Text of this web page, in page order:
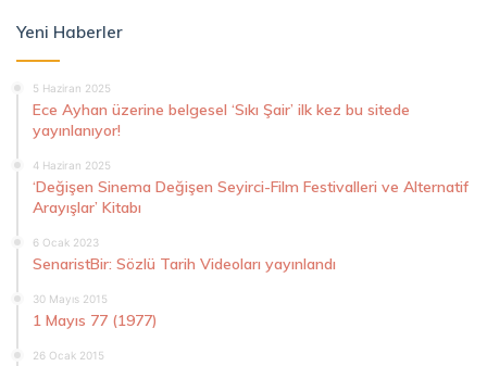
Yeni Haberler
5 Haziran 2025
Ece Ayhan üzerine belgesel ‘Sıkı Şair’ ilk kez bu sitede
yayınlanıyor!
4 Haziran 2025
‘Değişen Sinema Değişen Seyirci-Film Festivalleri ve Alternatif
Arayışlar’ Kitabı
6 Ocak 2023
SenaristBir: Sözlü Tarih Videoları yayınlandı
30 Mayıs 2015
1 Mayıs 77 (1977)
26 Ocak 2015